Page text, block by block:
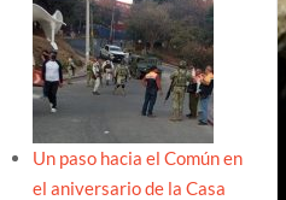
Un paso hacia el Común en
el aniversario de la Casa